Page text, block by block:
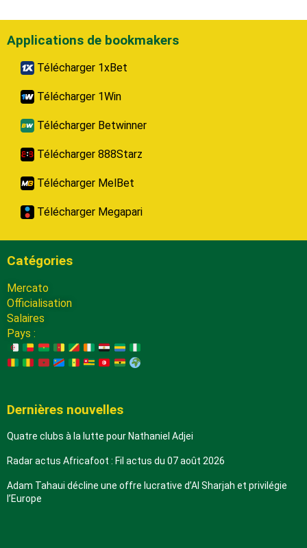
Applications de bookmakers
Télécharger 1xBet
Télécharger 1Win
Télécharger Betwinner
Télécharger 888Starz
Télécharger MelBet
Télécharger Megapari
Catégories
Mercato
Officialisation
Salaires
Pays :
Dernières nouvelles
Quatre clubs à la lutte pour Nathaniel Adjei
Radar actus Africafoot : Fil actus du 07 août 2026
Adam Tahaui décline une offre lucrative d’Al Sharjah et privilégie
l’Europe